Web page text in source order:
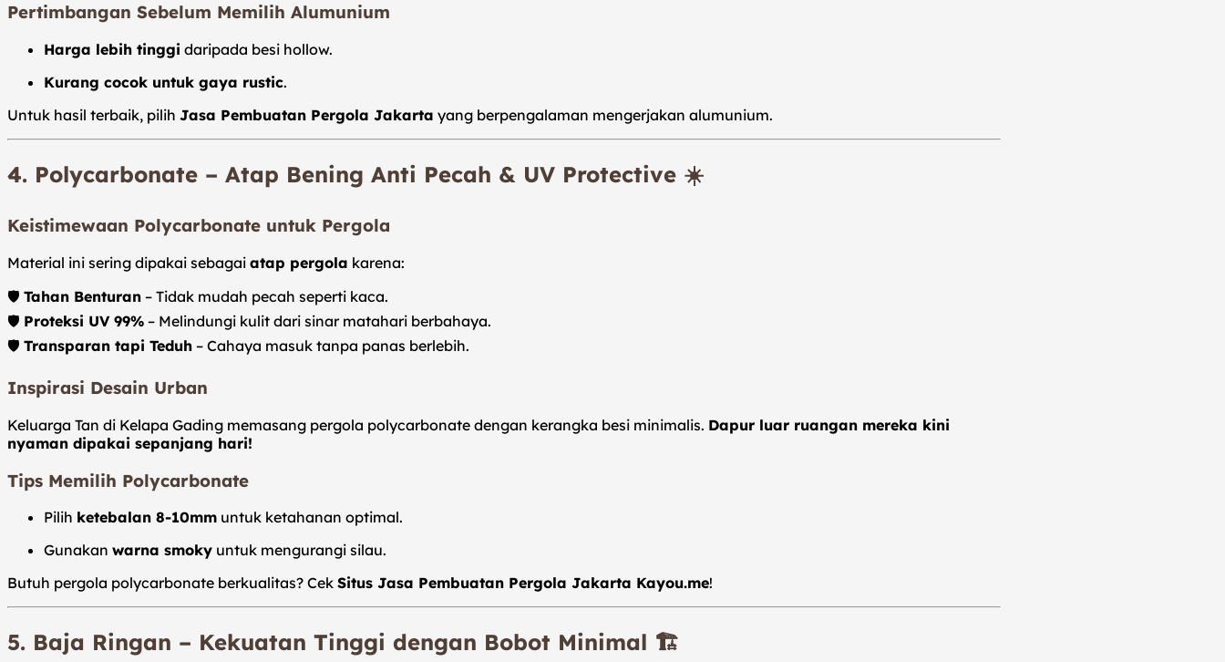
Pertimbangan Sebelum Memilih Alumunium
Harga lebih tinggi daripada besi hollow.
Kurang cocok untuk gaya rustic.
Untuk hasil terbaik, pilih Jasa Pembuatan Pergola Jakarta yang berpengalaman mengerjakan alumunium.
4. Polycarbonate – Atap Bening Anti Pecah & UV Protective ☀️
Keistimewaan Polycarbonate untuk Pergola
Material ini sering dipakai sebagai atap pergola karena:
🛡️ Tahan Benturan – Tidak mudah pecah seperti kaca.
🛡️ Proteksi UV 99% – Melindungi kulit dari sinar matahari berbahaya.
🛡️ Transparan tapi Teduh – Cahaya masuk tanpa panas berlebih.
Inspirasi Desain Urban
Keluarga Tan di Kelapa Gading memasang pergola polycarbonate dengan kerangka besi minimalis. Dapur luar ruangan mereka kini
nyaman dipakai sepanjang hari!
Tips Memilih Polycarbonate
Pilih ketebalan 8-10mm untuk ketahanan optimal.
Gunakan warna smoky untuk mengurangi silau.
Butuh pergola polycarbonate berkualitas? Cek Situs Jasa Pembuatan Pergola Jakarta Kayou.me!
5. Baja Ringan – Kekuatan Tinggi dengan Bobot Minimal 🏗️